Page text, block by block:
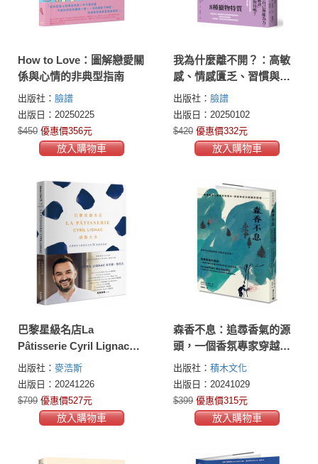
How to Love：圖解戀愛關
係與心情的非典型指南
出版社： 臉譜
出版日：20250225
$450 優惠價356元
放入購物車
我為什麼離不開？：高敏
感、情感匱乏、習慣與屈
從……識破有毒關係中九
種掠奪伎倆與八種獵物特
質，看清無法離開的原
因，透過心像練習擺脫控
出版社： 臉譜
出版日：20250102
$420 優惠價332元
放入購物車
巴黎星級名店La
Pâtisserie Cyril Lignac甜
點大全：法國國民主廚黎
涅克的55道經典食譜
出版社： 麥浩斯
出版日：20241226
$799 優惠價527元
放入購物車
森香不息：追尋香氣的源
頭，一個香氛專家穿越世
界森林的非凡尋香紀實
出版社： 積木文化
出版日：20241029
$399 優惠價315元
放入購物車